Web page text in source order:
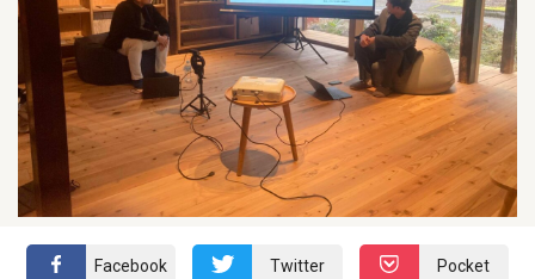
Facebook Twitter Pocket